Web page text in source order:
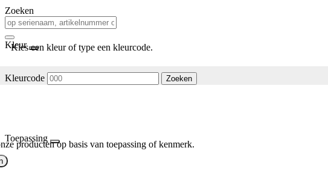
Zoeken
Kleur
Kies een kleur of type een kleurcode.
Kleurcode Zoeken
Toepassing
producten op basis van toepassing of kenmerk.